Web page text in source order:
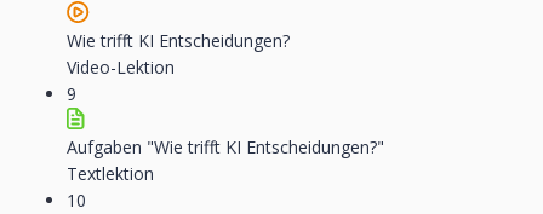
Wie trifft KI Entscheidungen?
Video-Lektion
9
Aufgaben "Wie trifft KI Entscheidungen?"
Textlektion
10